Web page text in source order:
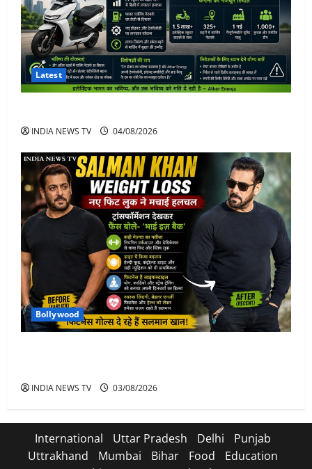
Latest
INDIA NEWS TV 04/08/2026
Bollywood
INDIA NEWS TV 03/08/2026
International Uttar Pradesh Delhi
Punjab
Uttrakhand
Mumbai Bihar Food
Education